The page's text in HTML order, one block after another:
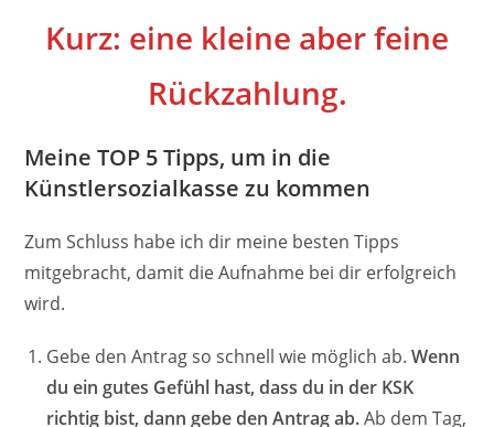
Kurz: eine kleine aber feine
Rückzahlung.
Meine TOP 5 Tipps, um in die
Künstlersozialkasse zu kommen
Zum Schluss habe ich dir meine besten Tipps
mitgebracht, damit die Aufnahme bei dir erfolgreich
wird.
Gebe den Antrag so schnell wie möglich ab.Wenn
du ein gutes Gefühl hast, dass du in der KSK
richtig bist, dann gebe den Antrag ab.Ab dem Tag,